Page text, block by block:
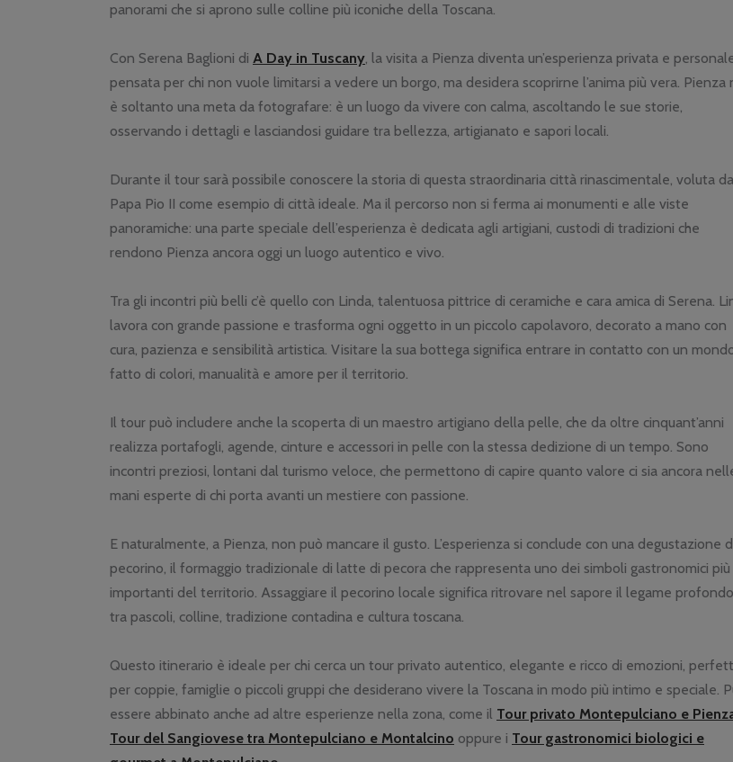
panorami che si aprono sulle colline più iconiche della Toscana.
Con Serena Baglioni di A Day in Tuscany, la visita a Pienza diventa un’esperienza privata e
pensata per chi non vuole limitarsi a vedere un borgo, ma desidera scoprirne l’anima più vera. Pienza
è soltanto una meta da fotografare: è un luogo da vivere con calma, ascoltando le sue storie,
osservando i dettagli e lasciandosi guidare tra bellezza, artigianato e sapori locali.
Durante il tour sarà possibile conoscere la storia di questa straordinaria città rinascimentale, voluta da
Papa Pio II come esempio di città ideale. Ma il percorso non si ferma ai monumenti e alle viste
panoramiche: una parte speciale dell’esperienza è dedicata agli artigiani, custodi di tradizioni che
rendono Pienza ancora oggi un luogo autentico e vivo.
Tra gli incontri più belli c’è quello con Linda, talentuosa pittrice di ceramiche e cara amica di Serena.
lavora con grande passione e trasforma ogni oggetto in un piccolo capolavoro, decorato a mano con
cura, pazienza e sensibilità artistica. Visitare la sua bottega significa entrare in contatto con un
fatto di colori, manualità e amore per il territorio.
Il tour può includere anche la scoperta di un maestro artigiano della pelle, che da oltre cinquant’anni
realizza portafogli, agende, cinture e accessori in pelle con la stessa dedizione di un tempo. Sono
incontri preziosi, lontani dal turismo veloce, che permettono di capire quanto valore ci sia ancora
mani esperte di chi porta avanti un mestiere con passione.
E naturalmente, a Pienza, non può mancare il gusto. L’esperienza si conclude con una degustazione
pecorino, il formaggio tradizionale di latte di pecora che rappresenta uno dei simboli gastronomici più
importanti del territorio. Assaggiare il pecorino locale significa ritrovare nel sapore il legame profondo
tra pascoli, colline, tradizione contadina e cultura toscana.
Questo itinerario è ideale per chi cerca un tour privato autentico, elegante e ricco di emozioni,
per coppie, famiglie o piccoli gruppi che desiderano vivere la Toscana in modo più intimo e speciale.
essere abbinato anche ad altre esperienze nella zona, come il Tour privato Montepulciano e
Tour del Sangiovese tra Montepulciano e Montalcino oppure i Tour gastronomici biologici e